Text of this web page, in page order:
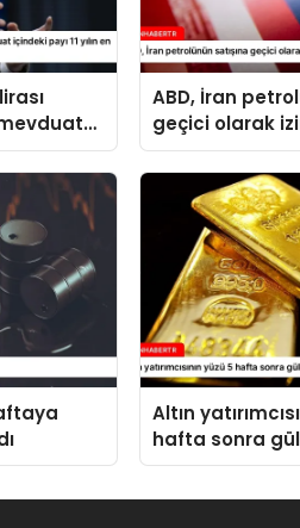
yüksek
ABD, İran
geçici olarak
iptal etti
Altın
hafta sonra